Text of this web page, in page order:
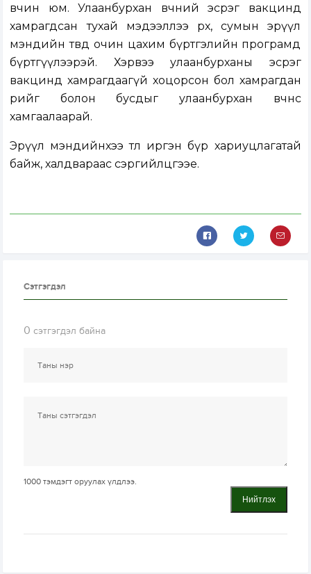
өвчин юм. Улаанбурхан өвчний эсрэг вакцинд
хамрагдсан тухай мэдээллээ өрх, сумын эрүүл
мэндийн төвдөө очин цахим бүртгэлийн програмд
бүртгүүлээрэй. Хэрвээ улаанбурханы эсрэг
вакцинд хамрагдаагүй хоцорсон бол хамрагдан
өөрийгөө болон бусдыг улаанбурхан өвчнөөс
хамгаалаарай.
Эрүүл мэндийнхээ төлөө иргэн бүр хариуцлагатай
байж, халдвараас сэргийлцгээе.
Сэтгэгдэл
0 сэтгэгдэл байна
1000 тэмдэгт оруулах үлдлээ.
Нийтлэх